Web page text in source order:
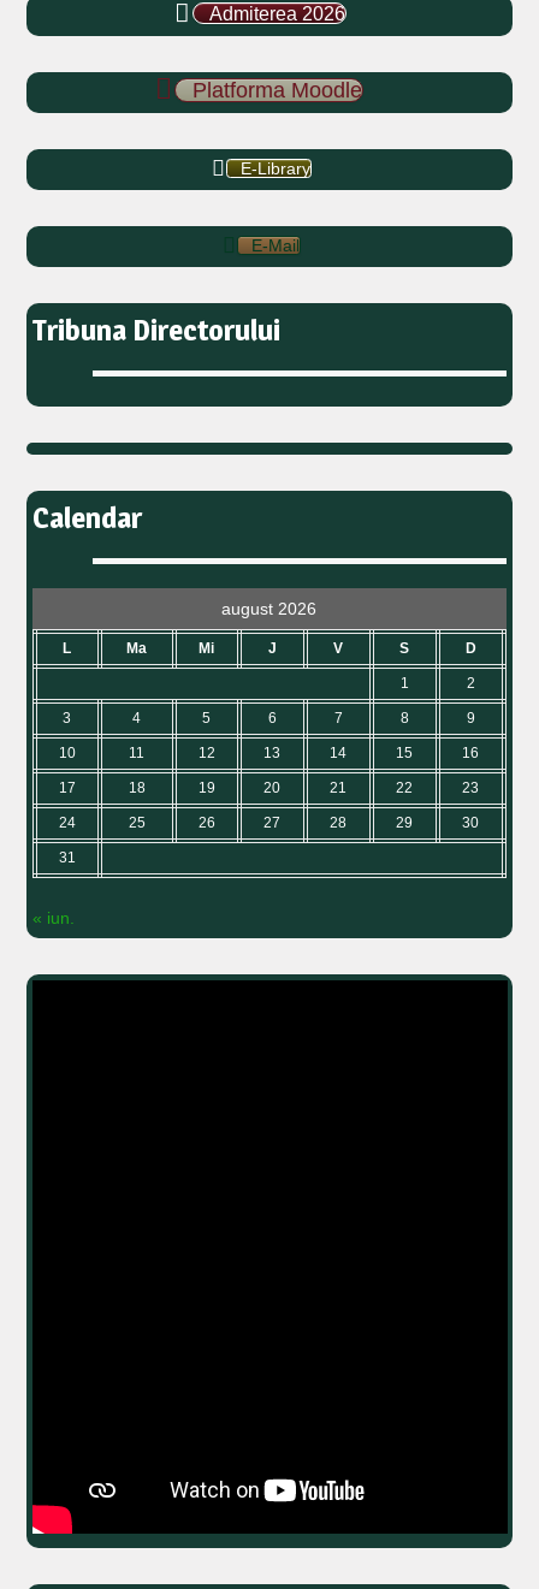
Admiterea 2026
Platforma Moodle
E-Library
E-Mail
Tribuna Directorului
Calendar
august 2026
L Ma Mi J V S D
1 2
3 4 5 6 7 8 9
10 11 12 13 14 15 16
17 18 19 20 21 22 23
24 25 26 27 28 29 30
31
« iun.